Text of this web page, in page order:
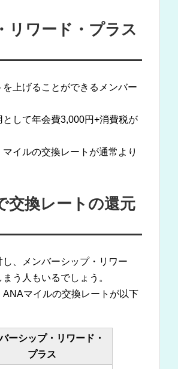
リワード・プラス
上げることができるメンバー
して年会費3,000円+消費税が
イルの交換レートが通常より
交換レートの還元
、メンバーシップ・リワー
う人もいるでしょう。
マイルの交換レートが以下
ーシップ・リワード・
プラス